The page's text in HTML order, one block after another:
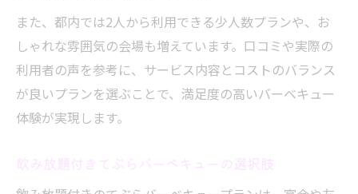
また、都内では2人から利用できる少人数プランや、お
しゃれな雰囲気の会場も増えています。口コミや実際の
利用者の声を参考に、サービス内容とコストのバランス
が良いプランを選ぶことで、満足度の高いバーベキュー
体験が実現します。